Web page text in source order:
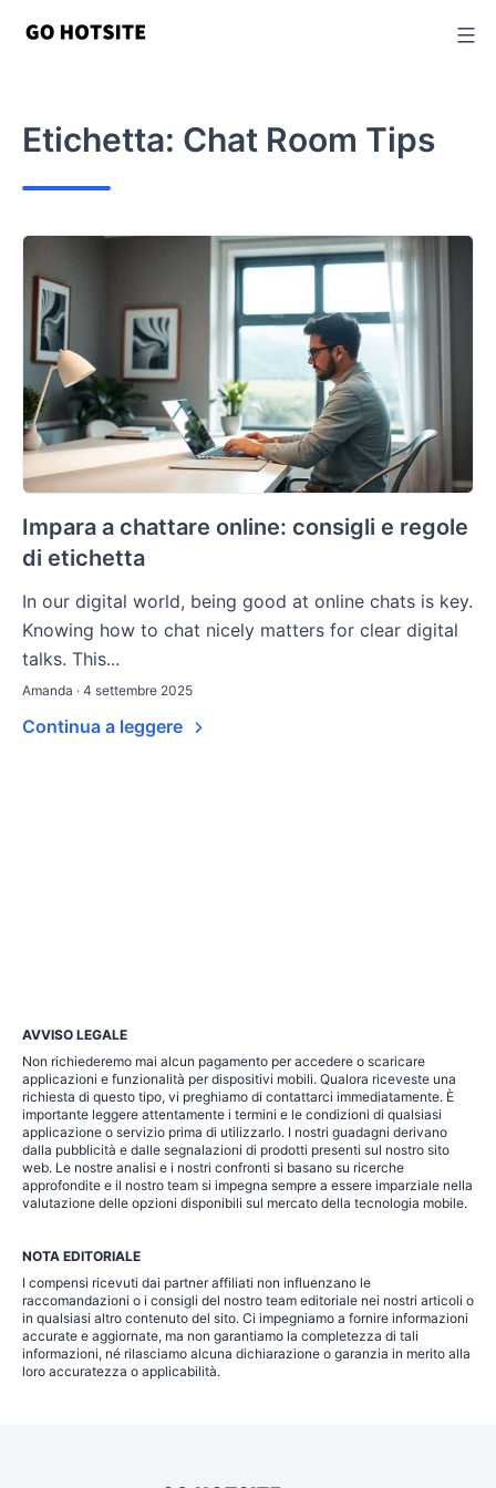
Etichetta: Chat Room Tips
Impara a chattare online: consigli e regole
di etichetta
In our digital world, being good at online chats is key.
Knowing how to chat nicely matters for clear digital
talks. This...
Amanda · 4 settembre 2025
Continua a leggere
AVVISO LEGALE
Non richiederemo mai alcun pagamento per accedere o scaricare
applicazioni e funzionalità per dispositivi mobili. Qualora riceveste una
richiesta di questo tipo, vi preghiamo di contattarci immediatamente. È
importante leggere attentamente i termini e le condizioni di qualsiasi
applicazione o servizio prima di utilizzarlo. I nostri guadagni derivano
dalla pubblicità e dalle segnalazioni di prodotti presenti sul nostro sito
web. Le nostre analisi e i nostri confronti si basano su ricerche
approfondite e il nostro team si impegna sempre a essere imparziale nella
valutazione delle opzioni disponibili sul mercato della tecnologia mobile.
NOTA EDITORIALE
I compensi ricevuti dai partner affiliati non influenzano le
raccomandazioni o i consigli del nostro team editoriale nei nostri articoli o
in qualsiasi altro contenuto del sito. Ci impegniamo a fornire informazioni
accurate e aggiornate, ma non garantiamo la completezza di tali
informazioni, né rilasciamo alcuna dichiarazione o garanzia in merito alla
loro accuratezza o applicabilità.